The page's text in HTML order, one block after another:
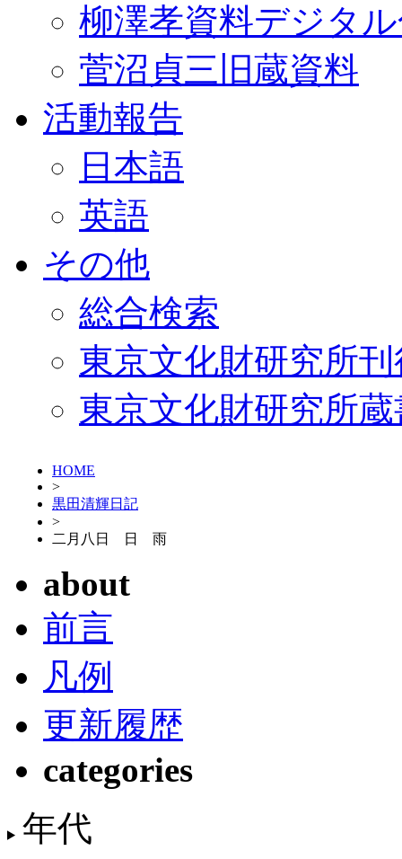
柳澤孝資料デジタ
菅沼貞三旧蔵資料
活動報告
日本語
英語
その他
総合検索
東京文化財研究所
東京文化財研究所
HOME
>
黒田清輝日記
>
二月八日 日 雨
about
前言
凡例
更新履歴
categories
年代